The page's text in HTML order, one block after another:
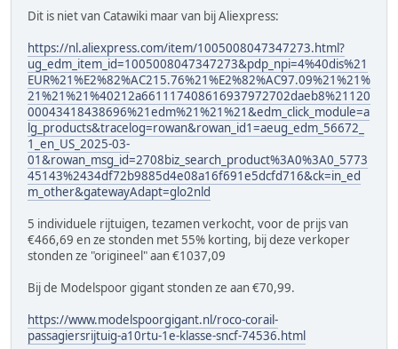
Dit is niet van Catawiki maar van bij Aliexpress:
https://nl.aliexpress.com/item/1005008047347273.html?
ug_edm_item_id=1005008047347273&pdp_npi=4%40dis%21
EUR%21%E2%82%AC215.76%21%E2%82%AC97.09%21%21%
21%21%21%40212a661117408616937972702daeb8%21120
00043418438696%21edm%21%21%21&edm_click_module=a
lg_products&tracelog=rowan&rowan_id1=aeug_edm_56672_
1_en_US_2025-03-
01&rowan_msg_id=2708biz_search_product%3A0%3A0_5773
45143%2434df72b9885d4e08a16f691e5dcfd716&ck=in_ed
m_other&gatewayAdapt=glo2nld
5 individuele rijtuigen, tezamen verkocht, voor de prijs van
€466,69 en ze stonden met 55% korting, bij deze verkoper
stonden ze "origineel" aan €1037,09
Bij de Modelspoor gigant stonden ze aan €70,99.
https://www.modelspoorgigant.nl/roco-corail-
passagiersrijtuig-a10rtu-1e-klasse-sncf-74536.html